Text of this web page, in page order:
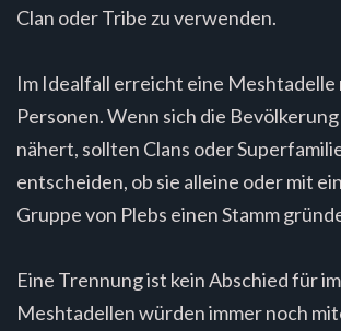
Clan oder Tribe zu verwenden.
Im Idealfall erreicht eine Meshtadelle
Personen. Wenn sich die
nähert, sollten Clans oder
entscheiden, ob sie alleine oder mit
Gruppe von Plebs einen Stamm
Eine Trennung ist kein Abschied für
Meshtadellen würden immer noch